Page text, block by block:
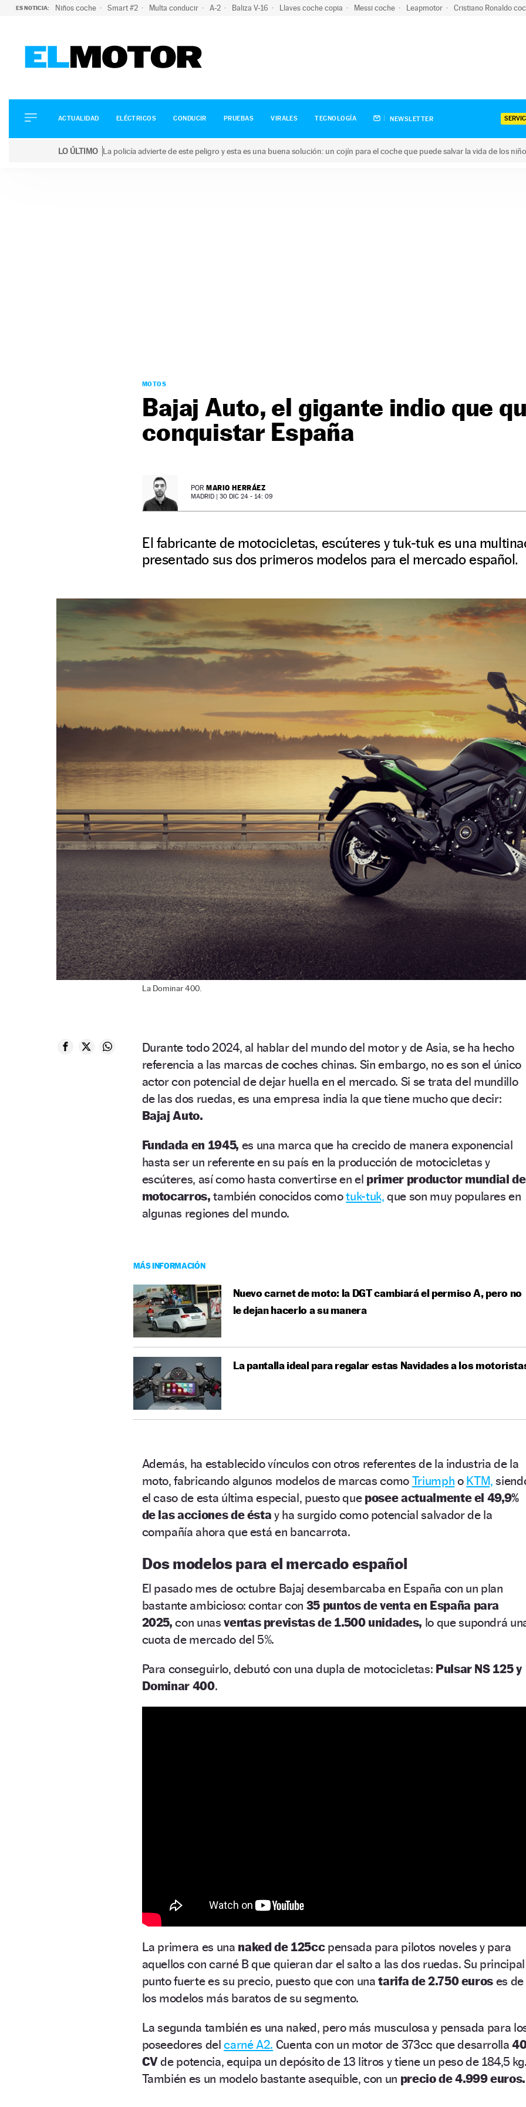
ES NOTICIA: Niños coche Smart #2 Multa conducir A-2 Baliza V-16 Llaves coche copia Messi coche Leapmotor Cristiano Ronaldo
ELÉCTRICOS
CONDUCIR
ACTUALIDAD ELÉCTRICOS CONDUCIR PRUEBAS VIRALES TECNOLOGÍA NEWSLETTER
LO ÚLTIMO La policía advierte de este peligro y esta es una buena solución: un cojín para el coche que puede salvar la vida de los
MOTOS
Bajaj Auto, el gigante indio que
conquistar España
POR MARIO HERRÁEZ
MADRID | 30 DIC 24 - 14: 09
El fabricante de motocicletas, escúteres y tuk-tuk es una
presentado sus dos primeros modelos para el mercado español.
La Dominar 400.
Durante todo 2024, al hablar del mundo del motor y de Asia, se ha hecho
referencia a las marcas de coches chinas. Sin embargo, no es son el único
actor con potencial de dejar huella en el mercado. Si se trata del mundillo
de las dos ruedas, es una empresa india la que tiene mucho que decir:
Bajaj Auto.
Fundada en 1945, es una marca que ha crecido de manera exponencial
hasta ser un referente en su país en la producción de motocicletas y
escúteres, así como hasta convertirse en el primer productor mundial de
motocarros, también conocidos comotuk-tuk, que son muy populares en
algunas regiones del mundo.
MÁS INFORMACIÓN
Nuevo carnet de moto: la DGT cambiará el permiso A, pero no
le dejan hacerlo a su manera
La pantalla ideal para regalar estas Navidades a los
Además, ha establecido vínculos con otros referentes de la industria de la
moto, fabricando algunos modelos de marcas como Triumph o KTM,
el caso de esta última especial, puesto que posee actualmente el 49,9%
de las acciones de ésta y ha surgido como potencial salvador de la
compañía ahora que está en bancarrota.
Dos modelos para el mercado español
El pasado mes de octubre Bajaj desembarcaba en España con un plan
bastante ambicioso: contar con 35 puntos de venta en España para
2025, con unasventas previstas de 1.500 unidades, lo que supondrá
cuota de mercado del 5%.
Para conseguirlo, debutó con una dupla de motocicletas: Pulsar NS 125 y
Dominar 400.
La primera es una naked de 125ccpensada para pilotos noveles y para
aquellos con carné B que quieran dar el salto a las dos ruedas. Su principal
punto fuerte es su precio, puesto que con unatarifa de 2.750 euros es de
los modelos más baratos de su segmento.
La segunda también es una naked, pero más musculosa y pensada para
poseedores delcarné A2. Cuenta con un motor de 373cc que desarrolla
CVde potencia, equipa un depósito de 13 litros y tiene un peso de 184,5
También es un modelo bastante asequible, con un precio de 4.999 euros.